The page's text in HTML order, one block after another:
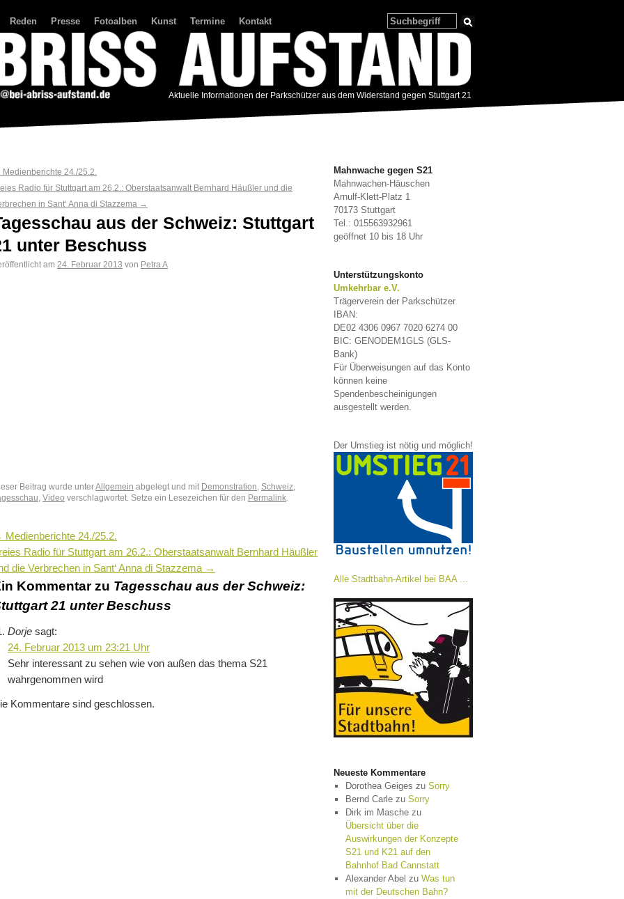
Reden Presse Fotoalben Kunst Termine Kontakt
Aktuelle Informationen der Parkschützer aus dem Widerstand gegen Stuttgart 21
Medienberichte 24./25.2.
Radio für Stuttgart am 26.2.: Oberstaatsanwalt Bernhard Häußler und die
in Sant‘ Anna di Stazzema →
aus der Schweiz: Stuttgart
unter Beschuss
am 24. Februar 2013 von Petra A
Beitrag wurde unterAllgemein abgelegt und mit Demonstration Schweiz
Video verschlagwortet. Setze ein Lesezeichen für den Permalink
Medienberichte 24./25.2.
Radio für Stuttgart am 26.2.: Oberstaatsanwalt Bernhard Häußler
die Verbrechen in Sant‘ Anna di Stazzema →
Kommentar zu Tagesschau aus der Schweiz:
21 unter Beschuss
Dorje sagt:
24. Februar 2013 um 23:21 Uhr
Sehr interessant zu sehen wie von außen das thema S21
wahrgenommen wird
Kommentare sind geschlossen.
Mahnwache gegen S21
Mahnwachen-Häuschen
Arnulf-Klett-Platz 1
70173 Stuttgart
Tel.: 015563932961
geöffnet 10 bis 18 Uhr
Unterstützungskonto
Umkehrbar e.V.
Trägerverein der Parkschützer
IBAN:
DE02 4306 0967 7020 6274 00
BIC: GENODEM1GLS (GLS-
Bank)
Für Überweisungen auf das Konto
können keine
Spendenbescheinigungen
ausgestellt werden.
Der Umstieg ist nötig und möglich!
Alle Stadtbahn-Artikel bei BAA ...
Neueste Kommentare
Dorothea Geiges zu Sorry
Bernd Carlezu Sorry
Dirk im Maschezu
Übersicht über die
Auswirkungen der Konzepte
S21 und K21 auf den
Bahnhof Bad Cannstatt
Alexander Abel zu Was tun
mit der Deutschen Bahn?